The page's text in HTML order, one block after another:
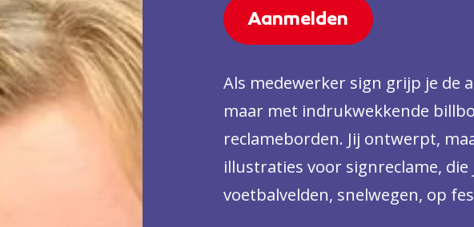
Aanmelden
Als medewerker sign grijp je de
maar met indrukwekkende
reclameborden. Jij ontwerpt,
illustraties voor signreclame,
voetbalvelden, snelwegen, op